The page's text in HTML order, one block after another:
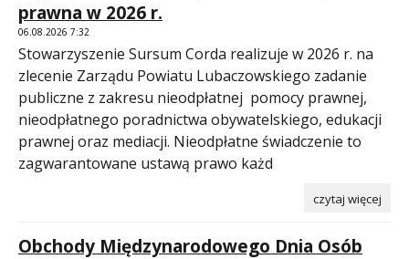
prawna w 2026 r.
06.08.2026 7:32
Stowarzyszenie Sursum Corda realizuje w 2026 r. na
zlecenie Zarządu Powiatu Lubaczowskiego zadanie
publiczne z zakresu nieodpłatnej pomocy prawnej,
nieodpłatnego poradnictwa obywatelskiego, edukacji
prawnej oraz mediacji. Nieodpłatne świadczenie to
zagwarantowane ustawą prawo każd
czytaj więcej
Obchody Międzynarodowego Dnia Osób